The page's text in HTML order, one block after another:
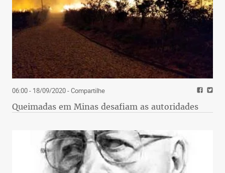
06:00 - 18/09/2020- Compartilhe
Queimadas em Minas desafiam as autoridades